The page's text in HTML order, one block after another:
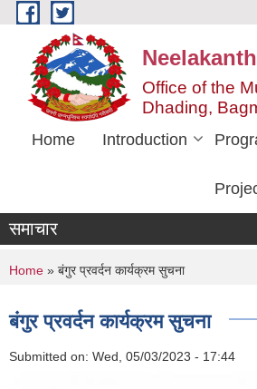
Skip to main content
Office of the
Dhading,
Home Introduction
समाचार
You are here
Home » बंगुर प्रवर्दन कार्यक्रम सुचना
बंगुर प्रवर्दन कार्यक्रम सुचना
Submitted on: Wed, 05/03/2023 - 17:44